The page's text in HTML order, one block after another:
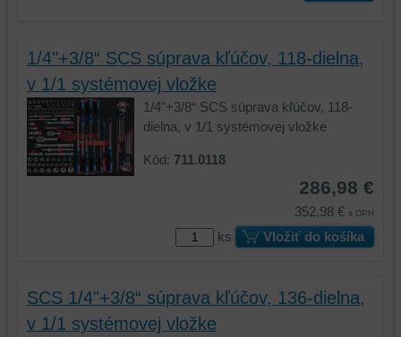
1/4"+3/8“ SCS súprava kľúčov, 118-dielna,
v 1/1 systémovej vložke
1/4"+3/8“ SCS súprava kľúčov, 118-
dielna, v 1/1 systémovej vložke
Kód: 711.0118
286,98 €
352,98 € s DPH
ks Vložiť do košíka
SCS 1/4"+3/8“ súprava kľúčov, 136-dielna,
v 1/1 systémovej vložke